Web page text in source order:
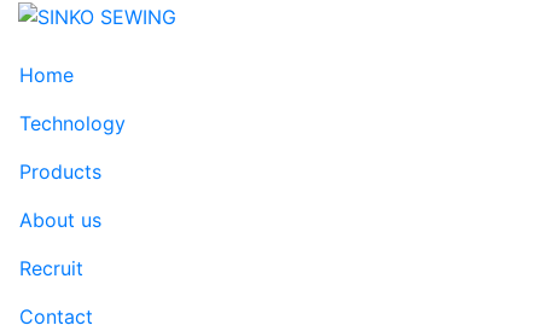
Home
Technology
Products
About us
Recruit
Contact